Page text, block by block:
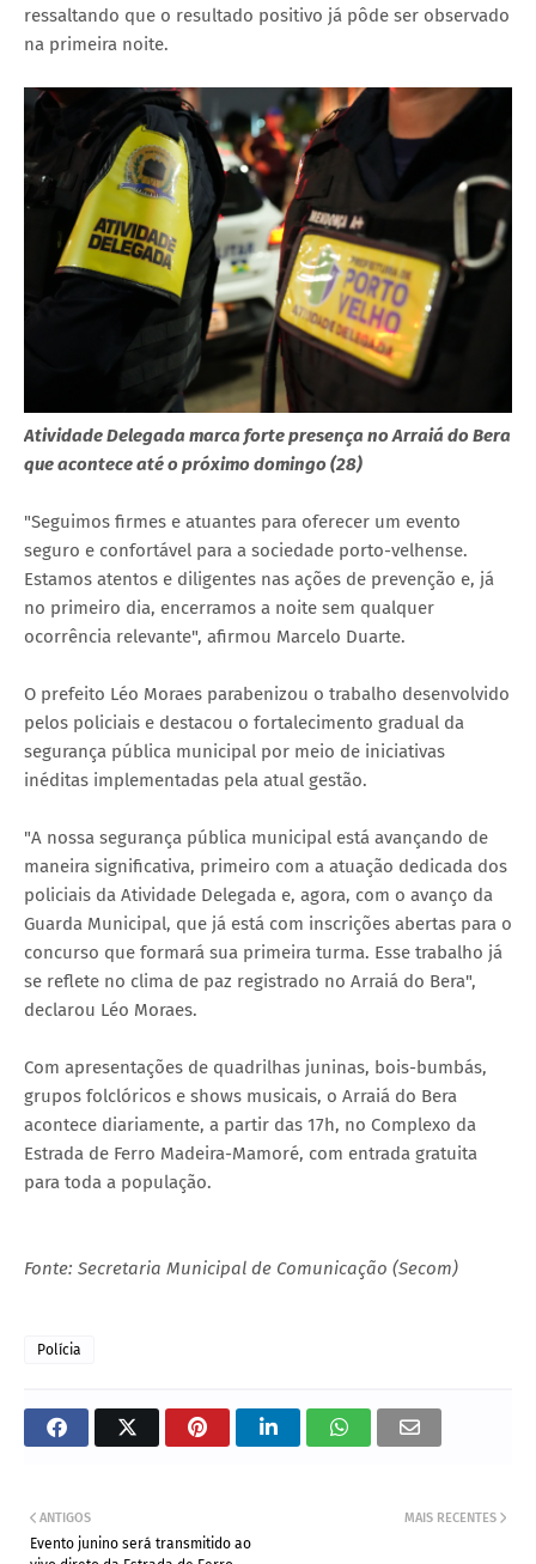
ressaltando que o resultado positivo já pôde ser observado
na primeira noite.
Atividade Delegada marca forte presença no Arraiá do Bera
que acontece até o próximo domingo (28)
"Seguimos firmes e atuantes para oferecer um evento
seguro e confortável para a sociedade porto-velhense.
Estamos atentos e diligentes nas ações de prevenção e, já
no primeiro dia, encerramos a noite sem qualquer
ocorrência relevante", afirmou Marcelo Duarte.
O prefeito Léo Moraes parabenizou o trabalho desenvolvido
pelos policiais e destacou o fortalecimento gradual da
segurança pública municipal por meio de iniciativas
inéditas implementadas pela atual gestão.
"A nossa segurança pública municipal está avançando de
maneira significativa, primeiro com a atuação dedicada dos
policiais da Atividade Delegada e, agora, com o avanço da
Guarda Municipal, que já está com inscrições abertas para o
concurso que formará sua primeira turma. Esse trabalho já
se reflete no clima de paz registrado no Arraiá do Bera",
declarou Léo Moraes.
Com apresentações de quadrilhas juninas, bois-bumbás,
grupos folclóricos e shows musicais, o Arraiá do Bera
acontece diariamente, a partir das 17h, no Complexo da
Estrada de Ferro Madeira-Mamoré, com entrada gratuita
para toda a população.
Fonte: Secretaria Municipal de Comunicação (Secom)
Polícia
MAIS RECENTES
ANTIGOS
Evento junino será transmitido ao